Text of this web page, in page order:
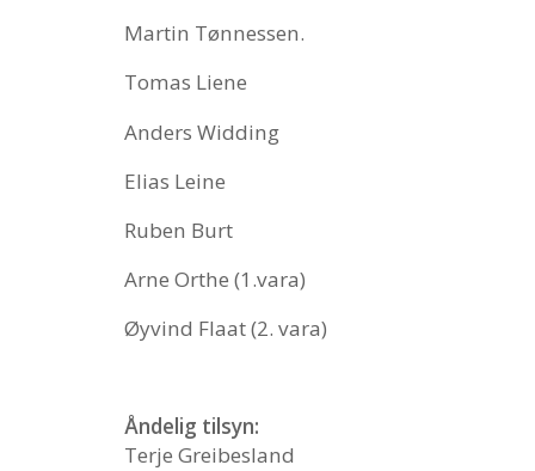
Martin Tønnessen.
Tomas Liene
Anders Widding
Elias Leine
Ruben Burt
Arne Orthe (1.vara)
Øyvind Flaat (2. vara)
Åndelig tilsyn:
Terje Greibesland